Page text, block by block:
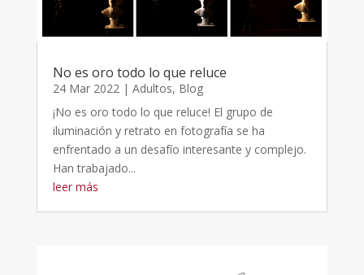
No es oro todo lo que reluce
24 Mar 2022 | Adultos, Blog
¡No es oro todo lo que reluce! El grupo de
iluminación y retrato en fotografía se ha
enfrentado a un desafío interesante y complejo.
Han trabajado...
leer más